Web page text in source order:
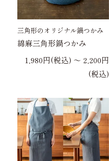
三角形のオリジナル鍋つかみ
綿麻三角形鍋つかみ
1,980円(税込) 〜 2,200円
(税込)